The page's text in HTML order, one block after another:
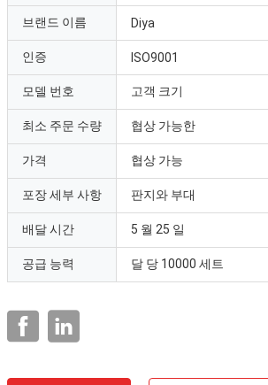
브랜드 이름 Diya
인증 ISO9001
모델 번호 고객 크기
최소 주문 수량 협상 가능한
가격 협상 가능
포장 세부 사항 판지와 부대
배달 시간 5 월 25 일
공급 능력 달 당 10000 세트